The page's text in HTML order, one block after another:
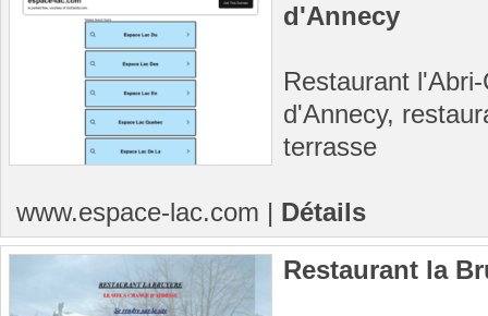
d'Annecy
Restaurant
d'Annecy,
terrasse
www.espace-lac.com | Détails
Restaurant la